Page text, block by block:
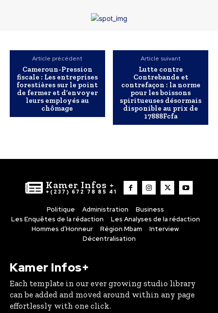
Article précédent
Cameroun-Pression
fiscale : Les entreprises
forestières sur le point
de fermer et d’envoyer
leurs employés au
chômage
Article suivant
Lutte contre
Contrebande et
contrefaçon : la norme
pour les boissons
spiritueuses désormais
disponible au prix de
17888Fcfa
Kamer Infos +
+(237) 672 78 85 41
Politique Administration
Business
Les Enquêtes de la rédaction
Les Analyses de la rédaction
Hommes d’Honneur
Région Mbam
Interview
Décentralisation
Kamer Infos+
Each template in our ever growing studio library
can be added and moved around within any page
effortlessly with one click.